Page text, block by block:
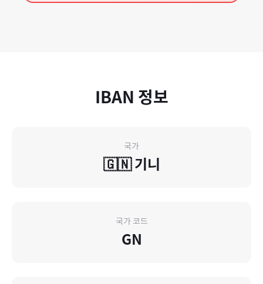
IBAN 정보
국가
🇬🇳 기니
국가 코드
GN